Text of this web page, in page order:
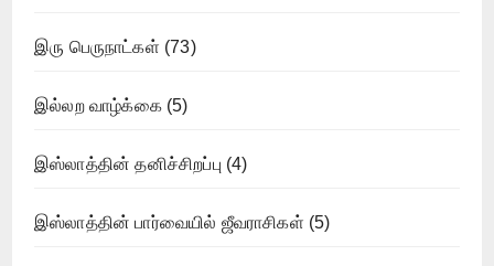
இரு பெருநாட்கள் (73)
இல்லற வாழ்க்கை(5)
இஸ்லாத்தின் தனிச்சிறப்பு (4)
இஸ்லாத்தின் பார்வையில் ஜீவராசிகள் (5)